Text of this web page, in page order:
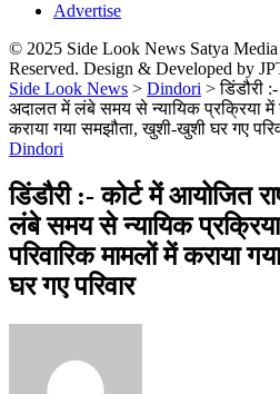
Advertise
© 2025 Side Look News Satya
Reserved. Design & Developed by
Side Look News > Dindori >डिंडौरी
अदालत में लंबे समय से न्यायिक प्रक्रिया में
कराया गया समझौता, खुशी-खुशी घर गए
Dindori
डिंडौरी :- कोर्ट में आयोजित
लंबे समय से न्यायिक
परिवारिक मामलों में कराया
घर गए परिवार